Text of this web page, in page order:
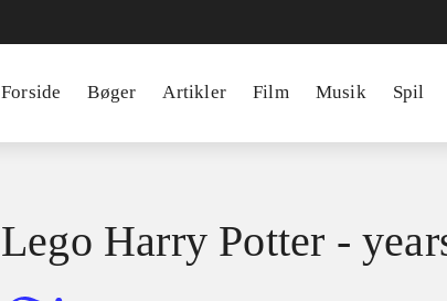
Forside Bøger Artikler Film Musik Spil
Lego Harry Potter -